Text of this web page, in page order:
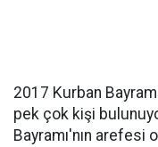
2017 Kurban
pek çok kişi
Bayramı'nın arefesi